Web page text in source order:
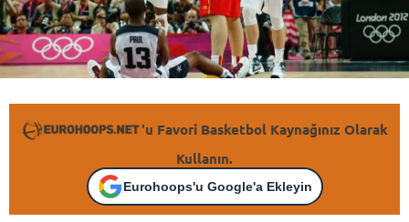
'u Favori Basketbol Kaynağınız Olarak
Kullanın.
Eurohoops'u Google'a Ekleyin